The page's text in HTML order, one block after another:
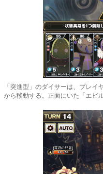
「突進型」のダイサーは、プレ
から移動する。正面にいた「エビ